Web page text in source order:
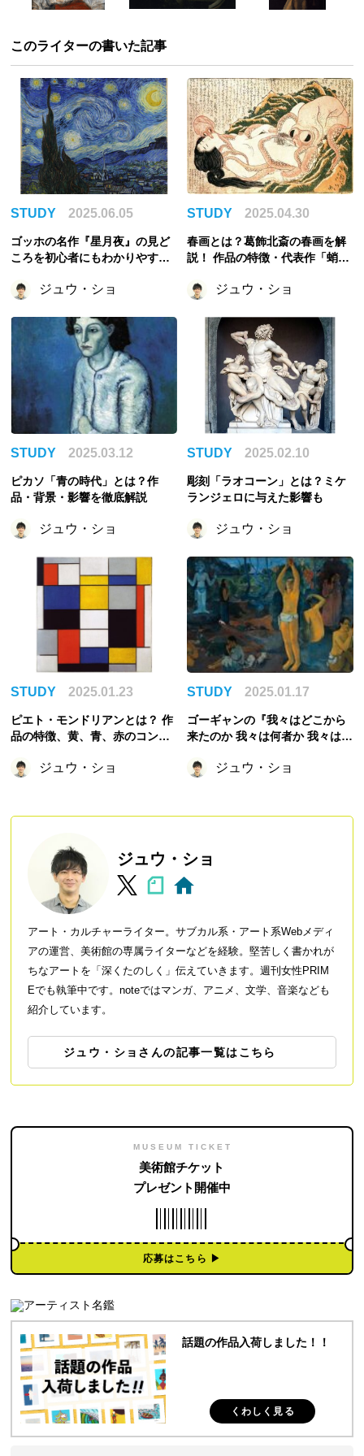
このライターの書いた記事
STUDY 2025.06.05
ゴッホの名作『星月夜』の見ど
ころを初心者にもわかりやすく
ジュウ・ショ
STUDY 2025.04.30
春画とは？葛飾北斎の春画を解
説！ 作品の特徴・代表作「蛸と
ジュウ・ショ
STUDY 2025.03.12
ピカソ「青の時代」とは？作
品・背景・影響を徹底解説
ジュウ・ショ
STUDY 2025.02.10
彫刻「ラオコーン」とは？ミケ
ランジェロに与えた影響も
ジュウ・ショ
STUDY 2025.01.23
ピエト・モンドリアンとは？ 作
品の特徴、黄、青、赤のコンポ
ジュウ・ショ
STUDY 2025.01.17
ゴーギャンの『我々はどこから
来たのか 我々は何者か 我々はど
ジュウ・ショ
ジュウ・ショ
アート・カルチャーライター。サブカル系・アート系Webメディ
アの運営、美術館の専属ライターなどを経験。堅苦しく書かれが
ちなアートを「深くたのしく」伝えていきます。週刊女性PRIM
Eでも執筆中です。noteではマンガ、アニメ、文学、音楽なども
紹介しています。
ジュウ・ショさんの記事一覧はこちら
MUSEUM TICKET
美術館チケット
プレゼント開催中
応募はこちら ▶︎
話題の作品入荷しました！！
くわしく見る